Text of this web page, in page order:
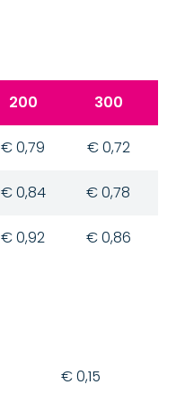
200 300
€ 0,79 € 0,72
€ 0,84 € 0,78
€ 0,92 € 0,86
€ 0,15